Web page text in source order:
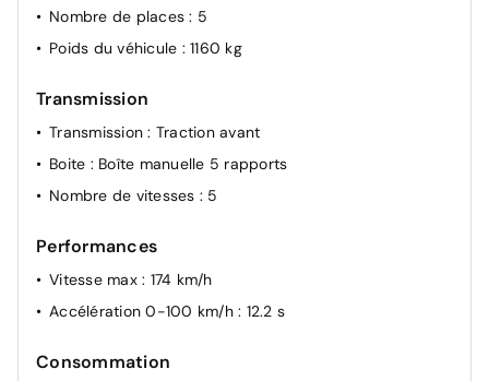
Nombre de places: 5
Poids du véhicule : 1160 kg
Transmission
Transmission: Traction avant
Boite : Boîte manuelle 5 rapports
Nombre de vitesses : 5
Performances
Vitesse max : 174 km/h
Accélération 0-100 km/h : 12.2 s
Consommation